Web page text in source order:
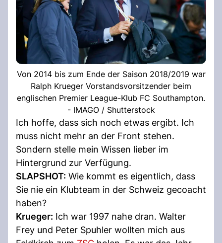
Von 2014 bis zum Ende der Saison 2018/2019 war
Ralph Krueger Vorstandsvorsitzender beim
englischen Premier League-Klub FC Southampton.
- IMAGO / Shutterstock
Ich hoffe, dass sich noch etwas ergibt. Ich
muss nicht mehr an der Front stehen.
Sondern stelle mein Wissen lieber im
Hintergrund zur Verfügung.
SLAPSHOT: Wie kommt es eigentlich, dass
Sie nie ein Klubteam in der Schweiz gecoacht
haben?
Krueger: Ich war 1997 nahe dran. Walter
Frey und Peter Spuhler wollten mich aus